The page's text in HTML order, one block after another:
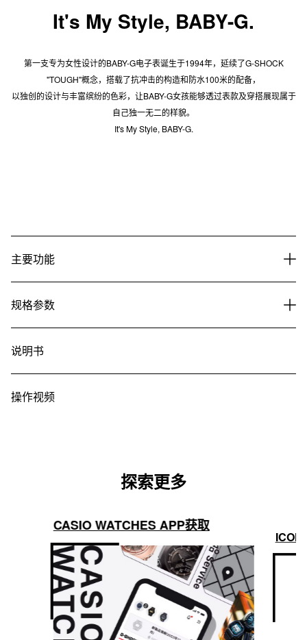
It's My Style, BABY-G.
第一支专为女性设计的BABY-G电子表诞生于1994年，延续了G-SHOCK
"TOUGH"概念，搭载了抗冲击的构造和防水100米的配备，
以独创的设计与丰富缤纷的色彩，让BABY-G女孩能够透过表款及穿搭展现属于
自己独一无二的样貌。
It's My Style, BABY-G.
主要功能
规格参数
说明书
操作视频
探索更多
CASIO WATCHES APP获取